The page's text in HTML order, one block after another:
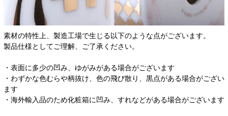
素材の特性上、製造工場で生じる以下のような点がございます。
製品仕様としてご理解、ご了承ください。
・表面に多少の凹み、ゆがみがある場合がございます
・わずかな色むらや柄抜け、色の飛び散り、黒点がある場合がござい
ます
・海外輸入品のため化粧箱に凹み、すれなどがある場合がございます